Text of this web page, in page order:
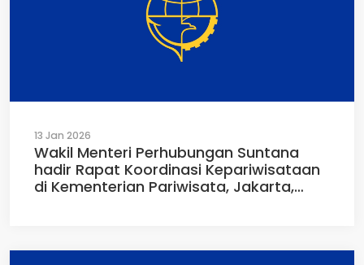
13 Jan 2026
Wakil Menteri Perhubungan Suntana
hadir Rapat Koordinasi Kepariwisataan
di Kementerian Pariwisata, Jakarta,